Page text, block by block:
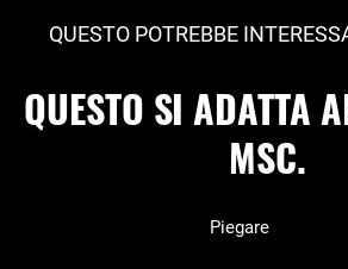
QUESTO POTREBBE
QUESTO SI ADATTA
MSC.
Piegare